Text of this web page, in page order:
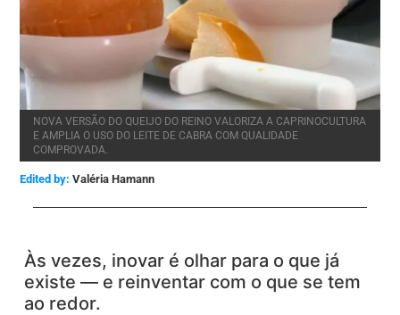
NOVA VERSÃO DO QUEIJO DO REINO VALORIZA A CAPRINOCULTURA
E AMPLIA O USO DO LEITE DE CABRA COM QUALIDADE
COMPROVADA.
Edited by: Valéria Hamann
Às vezes, inovar é olhar para o que já
existe — e reinventar com o que se tem
ao redor.